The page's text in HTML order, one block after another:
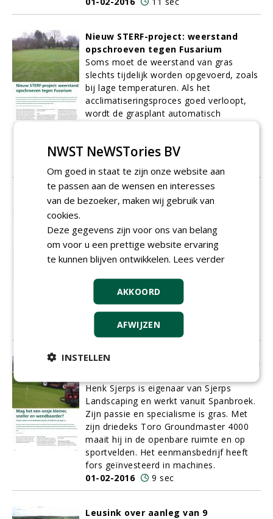
Nieuw STERF-project: weerstand
opschroeven tegen Fusarium
Soms moet de weerstand van gras
slechts tijdelijk worden opgevoerd, zoals
bij lage temperaturen. Als het
acclimatiseringsproces goed verloopt,
wordt de grasplant automatisch
winterziektes.
Help, the robots are coming!
eerder een duik in greenkeeper-nostalgie
dan een vlucht voorwaarts naar de
toekomst van greenkeeping. Misschien
was de editie van 2016 een breuk met
deze traditie. Veel van de nieuwigheden
die uw redacteur bespeurde op de
beursvloer hadden te maken met
robotisering.
01-02-2016
10 sec
Mag het een onsje kleiner, sneller en
Henk Sjerps is eigenaar van Sjerps
Landscaping en werkt vanuit Spanbroek.
Zijn passie en specialisme is gras. Met
zijn driedeks Toro Groundmaster 4000
maait hij in de openbare ruimte en op
sportvelden. Het eenmansbedrijf heeft
fors geïnvesteerd in machines.
01-02-2016
9 sec
Leusink over aanleg van 9
NWST NeWSTories BV
Om goed in staat te zijn onze website aan
te passen aan de wensen en interesses
van de bezoeker, maken wij gebruik van
cookies.
Deze gegevens zijn voor ons van belang
om voor u een prettige website ervaring
te kunnen blijven ontwikkelen. Lees verder
AKKOORD
AFWIJZEN
INSTELLEN